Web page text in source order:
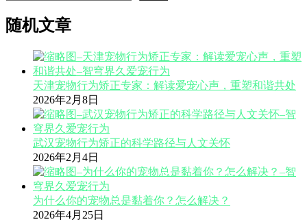
随机文章
天津宠物行为矫正专家：解读爱宠心声，重塑和谐共处
2026年2月8日
武汉宠物行为矫正的科学路径与人文关怀
2026年2月4日
为什么你的宠物总是黏着你？怎么解决？
2026年4月25日